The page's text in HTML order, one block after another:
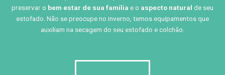
preservar o bem estar de sua família e o aspecto natural de seu
estofado. Não se preocupe no inverno, temos equipamentos que
auxiliam na secagem do seu estofado e colchão.